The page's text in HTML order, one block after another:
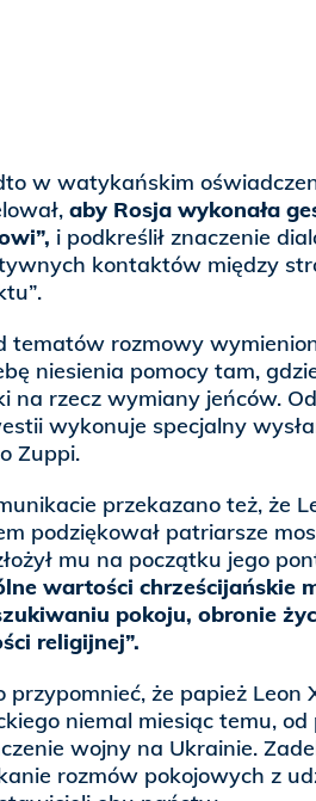
w watykańskim
aby Rosja wykonała
i podkreślił znaczenie
kontaktów między
tematów rozmowy
niesienia pomocy tam,
na rzecz wymiany jeńców.
wykonuje specjalny
Zuppi.
przekazano też, że
podziękował patriarsze
mu na początku jego
wartości chrześcijańskie
pokoju, obronie
religijnej”.
że papież Leon
niemal miesiąc temu,
wojny na Ukrainie.
rozmów pokojowych z